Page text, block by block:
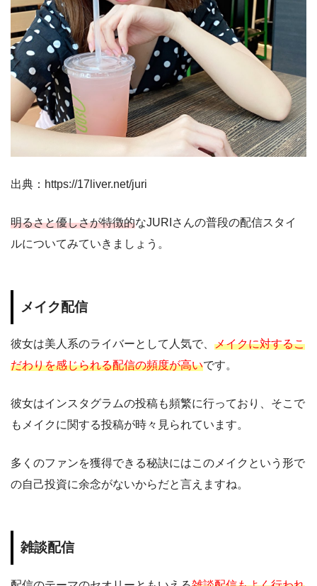
出典：https://17liver.net/juri
明るさと優しさが特徴的なJURIさんの普段の配信スタイ
ルについてみていきましょう。
メイク配信
彼女は美人系のライバーとして人気で、 メイクに対するこ
だわりを感じられる配信の頻度が高いです。
彼女はインスタグラムの投稿も頻繁に行っており、そこで
もメイクに関する投稿が時々見られています。
多くのファンを獲得できる秘訣にはこのメイクという形で
の自己投資に余念がないからだと言えますね。
雑談配信